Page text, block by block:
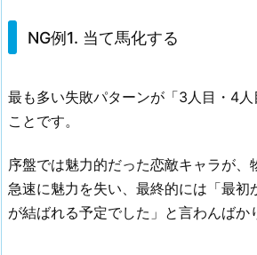
NG例1. 当て馬化する
最も多い失敗パターンが「3人目・4人
ことです。
序盤では魅力的だった恋敵キャラが、
急速に魅力を失い、最終的には「最初
が結ばれる予定でした」と言わんばか